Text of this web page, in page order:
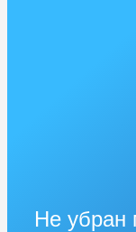
Не убран